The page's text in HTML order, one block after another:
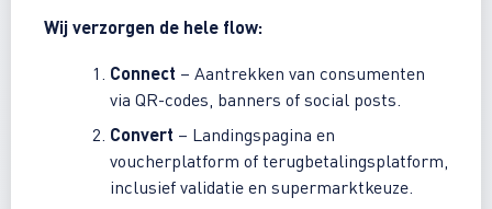
Wij verzorgen de hele flow:
Connect – Aantrekken van consumenten
via QR-codes, banners of social posts.
Convert – Landingspagina en
voucherplatform of terugbetalingsplatform,
inclusief validatie en supermarktkeuze.